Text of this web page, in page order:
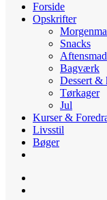
Forside
Opskrifter
Snacks
Aftensmad
Bagværk
Dessert &
Tørkager
Jul
Kurser &
Livsstil
Bøger